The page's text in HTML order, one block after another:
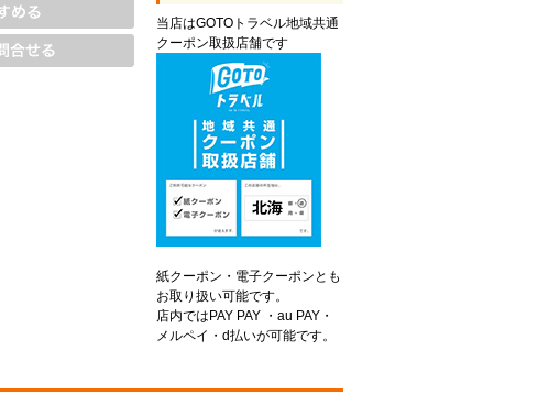
当店はGOTOトラベル地域共通
クーポン取扱店舗です
紙クーポン・電子クーポンとも
お取り扱い可能です。
店内ではPAY PAY ・au PAY・
メルペイ・d払いが可能です。